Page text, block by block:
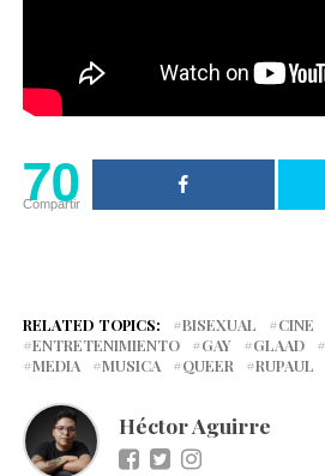
70
Compartir
RELATED TOPICS: BISEXUAL CINE
ENTRETENIMIENTO
GAY GLAAD
MEDIA
MUSICA QUEER RUPAUL
Héctor Aguirre